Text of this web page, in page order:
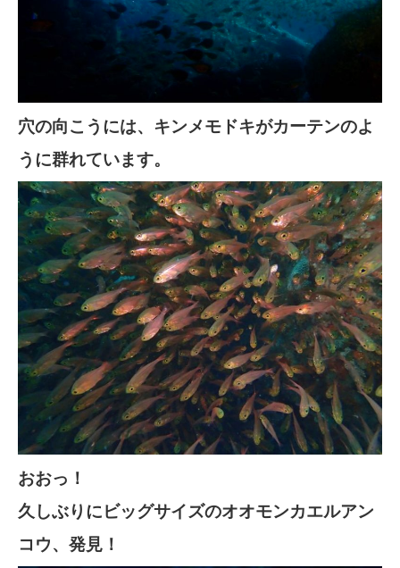
穴の向こうには、キンメモドキがカーテンのよ
うに群れています。
おおっ！
久しぶりにビッグサイズのオオモンカエルアン
コウ、発見！